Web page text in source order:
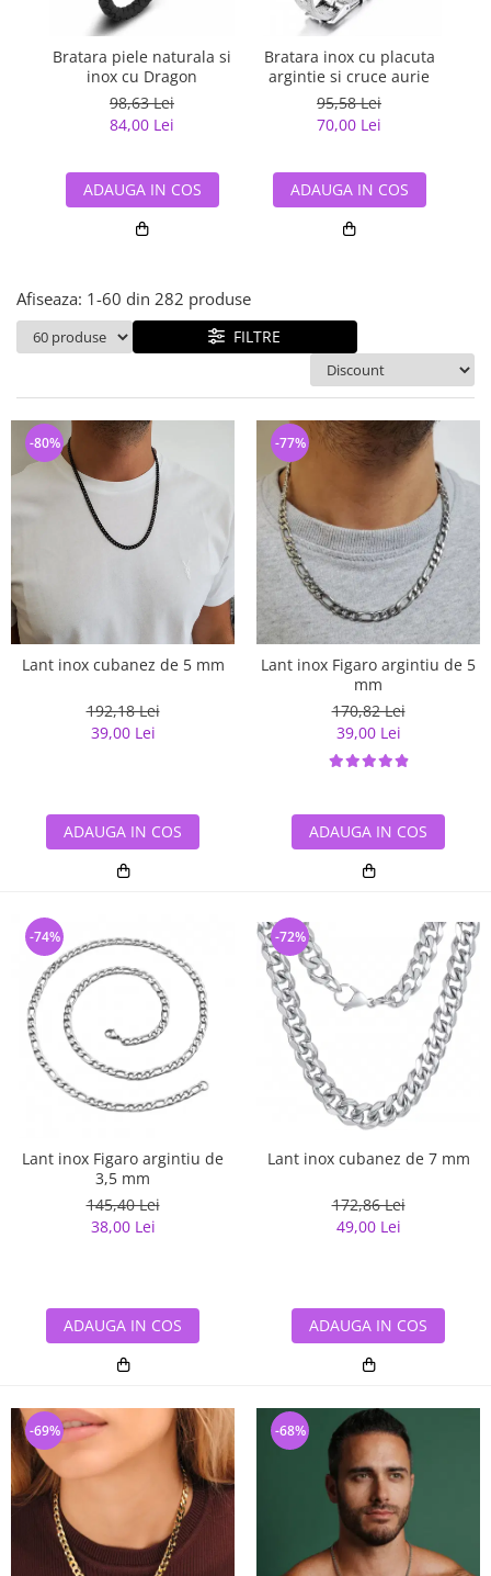
semipretioase
Bijuterii argint placat cu aur
Bijuterii argint cu diverse
Bijuterii de Lux
Bijuterii gotice si rock
Bijuterii Handmade
Bijuterii fantezie
Bijuterii tungsten
Solutii si lavete de curatare
bijuterii argint
Bratara piele naturala si
inox cu Dragon
98,63 Lei
84,00 Lei
ADAUGA IN COS
Bratara inox cu placuta
argintie si cruce aurie
95,58 Lei
70,00 Lei
ADAUGA IN COS
Afiseaza: 1-60 din 282 produse
FILTRE
Lant inox cubanez de 5 mm
192,18 Lei
39,00 Lei
-80%
ADAUGA IN COS
Lant inox Figaro argintiu de 5
mm
170,82 Lei
39,00 Lei
-77%
ADAUGA IN COS
Lant inox Figaro argintiu de
3,5 mm
145,40 Lei
38,00 Lei
-74%
ADAUGA IN COS
Lant inox cubanez de 7 mm
172,86 Lei
49,00 Lei
-72%
ADAUGA IN COS
-69% -68%